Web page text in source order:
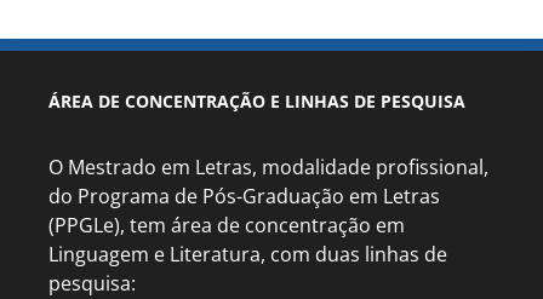
ÁREA DE CONCENTRAÇÃO E LINHAS DE PESQUISA
O Mestrado em Letras, modalidade profissional,
do Programa de Pós-Graduação em Letras
(PPGLe), tem área de concentração em
Linguagem e Literatura, com duas linhas de
pesquisa: